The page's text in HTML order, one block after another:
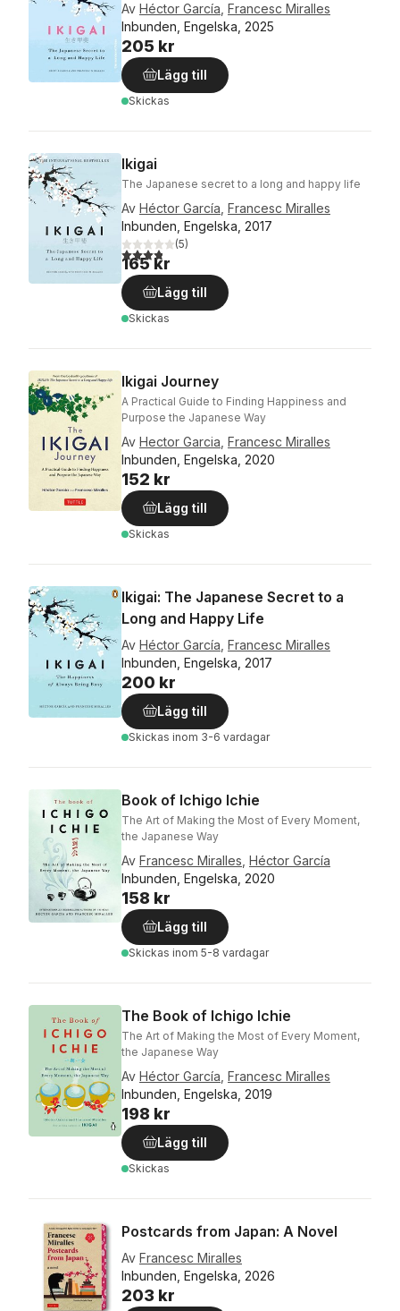
Av Héctor García Francesc Miralles
Inbunden, Engelska, 2025
205 kr
Lägg till
Skickas
Ikigai
The Japanese secret to a long and happy life
Av Héctor García Francesc Miralles
Inbunden, Engelska, 2017
3,8utav 5 stjärnor. Totalt antal röster:
(5)
165 kr
Lägg till
Skickas
Ikigai Journey
A Practical Guide to Finding Happiness and
Purpose the Japanese Way
Av Hector Garcia Francesc Miralles
Inbunden, Engelska, 2020
152 kr
Lägg till
Skickas
Ikigai: The Japanese Secret to a
Long and Happy Life
Av Héctor García Francesc Miralles
Inbunden, Engelska, 2017
200 kr
Lägg till
Skickas inom 3-6 vardagar
Book of Ichigo Ichie
The Art of Making the Most of Every Moment,
the Japanese Way
Av Francesc Miralles Héctor García
Inbunden, Engelska, 2020
158 kr
Lägg till
Skickas inom 5-8 vardagar
The Book of Ichigo Ichie
The Art of Making the Most of Every Moment,
the Japanese Way
Av Héctor García Francesc Miralles
Inbunden, Engelska, 2019
198 kr
Lägg till
Skickas
Postcards from Japan: A Novel
Av Francesc Miralles
Inbunden, Engelska, 2026
203 kr